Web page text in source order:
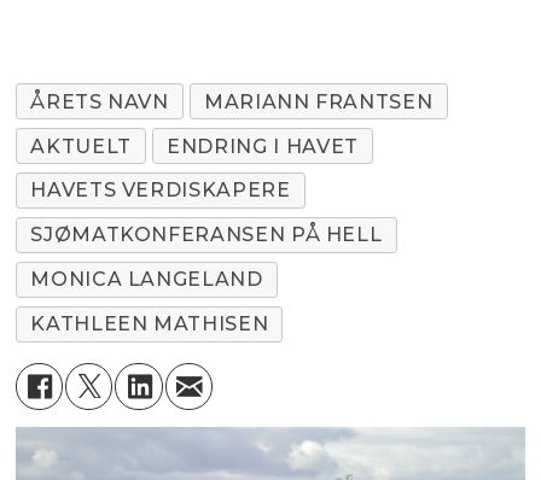
ÅRETS NAVN
MARIANN FRANTSEN
AKTUELT
ENDRING I HAVET
HAVETS VERDISKAPERE
SJØMATKONFERANSEN PÅ HELL
MONICA LANGELAND
KATHLEEN MATHISEN